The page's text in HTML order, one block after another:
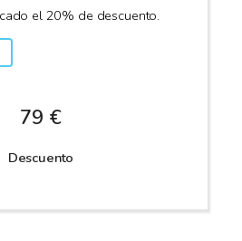
el 20% de descuento.
79 €
Descuento